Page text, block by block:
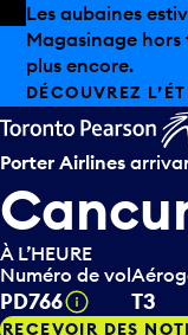
Skip to offers
Passer au
Les aubaines
Magasinage
plus encore.
DÉCOUVREZ
Porter Airlines
À L’HEURE
Numéro de vol
PD766 Infobulle
T3
RECEVOIR DES